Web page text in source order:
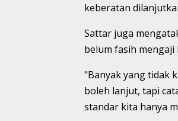
keberatan
Sattar juga
belum fasih mengaji
"Banyak yang tidak
boleh lanjut, tapi
standar kita hanya